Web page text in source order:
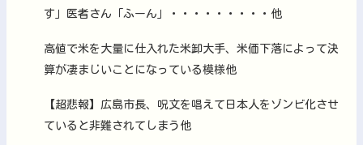
す」医者さん「ふーん」・・・・・・・・・他
高値で米を大量に仕入れた米卸大手、米価下落によって決
算が凄まじいことになっている模様他
【超悲報】広島市長、呪文を唱えて日本人をゾンビ化させ
ていると非難されてしまう他